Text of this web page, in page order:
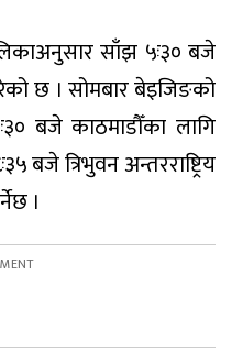
साँझ ५ः३० बजे
छ । सोमबार बेइजिङको
बजे काठमाडौँका लागि
बजे त्रिभुवन अन्तरराष्ट्रिय
।